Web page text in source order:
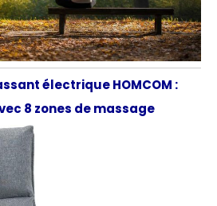
électrique HOMCOM :
8 zones de massage